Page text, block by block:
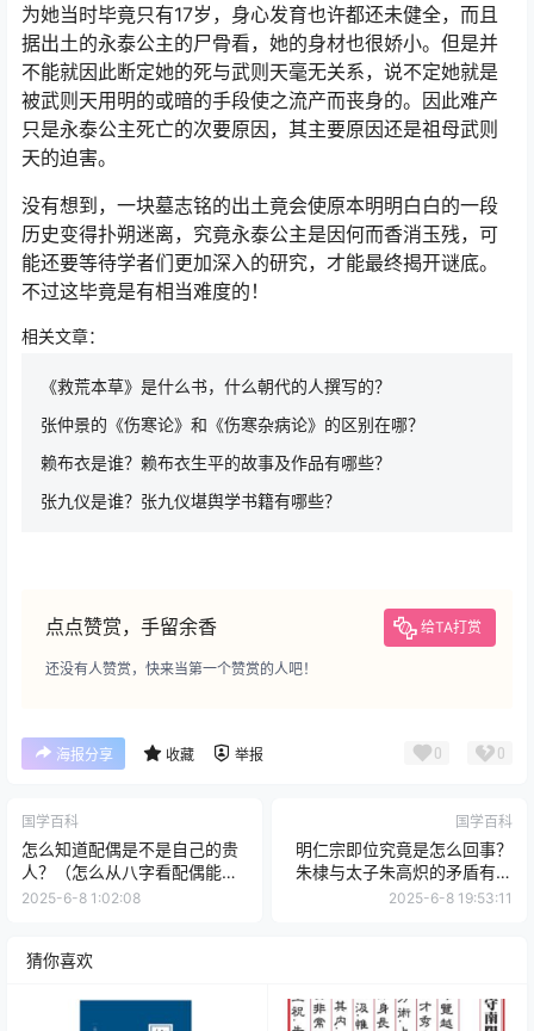
为她当时毕竟只有17岁，身心发育也许都还未健全，而且
据出土的永泰公主的尸骨看，她的身材也很娇小。但是并
不能就因此断定她的死与武则天毫无关系，说不定她就是
被武则天用明的或暗的手段使之流产而丧身的。因此难产
只是永泰公主死亡的次要原因，其主要原因还是祖母武则
天的迫害。
没有想到，一块墓志铭的出土竟会使原本明明白白的一段
历史变得扑朔迷离，究竟永泰公主是因何而香消玉残，可
能还要等待学者们更加深入的研究，才能最终揭开谜底。
不过这毕竟是有相当难度的！
相关文章：
《救荒本草》是什么书，什么朝代的人撰写的？
张仲景的《伤寒论》和《伤寒杂病论》的区别在哪？
赖布衣是谁？赖布衣生平的故事及作品有哪些？
张九仪是谁？张九仪堪舆学书籍有哪些？
点点赞赏，手留余香 给TA打赏
还没有人赞赏，快来当第一个赞赏的人吧！
海报分享 收藏 举报 0 0
国学百科
怎么知道配偶是不是自己的贵
人？（怎么从八字看配偶能否
成为自己的贵人？）
2025-6-8 1:02:08
国学百科
明仁宗即位究竟是怎么回事？
朱棣与太子朱高炽的矛盾有多
深？
2025-6-8 19:53:11
猜你喜欢